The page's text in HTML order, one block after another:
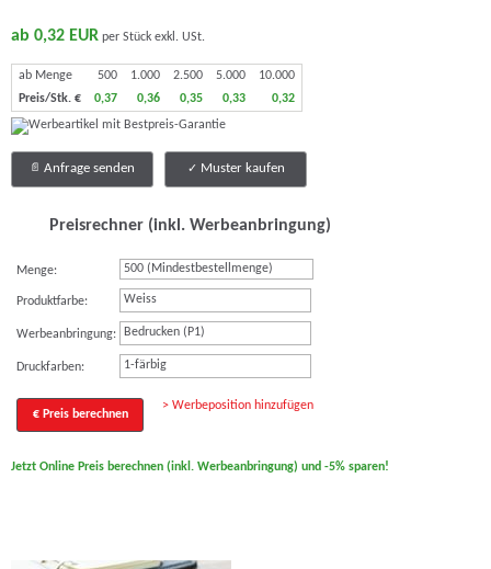
ab 0,32 EUR per Stück exkl. USt.
ab Menge 500 1.000 2.500 5.000
10.000
Preis/Stk. €
0,37 0,36 0,35 0,33 0,32
Anfrage senden Muster kaufen
Preisrechner (inkl. Werbeanbringung)
Menge:
Produktfarbe: Weiss
Werbeanbringung: Bedrucken (P1)
Druckfarben: 1-färbig
€ Preis berechnen
> Werbeposition hinzufügen
Jetzt Online Preis berechnen (inkl. Werbeanbringung) und -5% sparen!